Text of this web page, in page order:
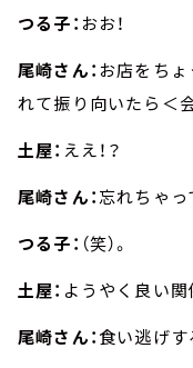
つる子： おお！
尾崎さん： お店をち
れて振り向いたら＜
土屋： ええ！？
尾崎さん：忘れちゃっ
つる子： （笑）。
土屋： ようやく良い関
尾崎さん：食い逃げす